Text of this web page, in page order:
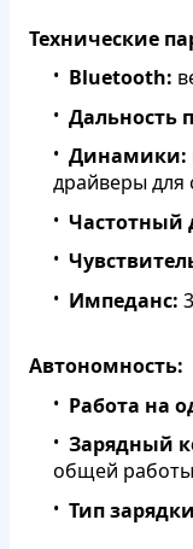
Технические
Bluetooth:
Дальность
Динамики:
драйверы для
Частотный
Импеданс:
Автономность:
Работа на
Зарядный
общей работы
Тип